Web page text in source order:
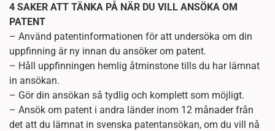
4 SAKER ATT TÄNKA PÅ NÄR DU VILL ANSÖKA OM
PATENT
– Använd patentinformationen för att undersöka om din
uppfinning är ny innan du ansöker om patent.
– Håll uppfinningen hemlig åtminstone tills du har lämnat
in ansökan.
– Gör din ansökan så tydlig och komplett som möjligt.
– Ansök om patent i andra länder inom 12 månader från
det att du lämnat in svenska patentansökan, om du vill nå